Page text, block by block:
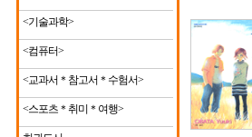
<기술과학>
<컴퓨터>
<교과서＊참고서＊수험서>
<스포츠＊취미＊여행>